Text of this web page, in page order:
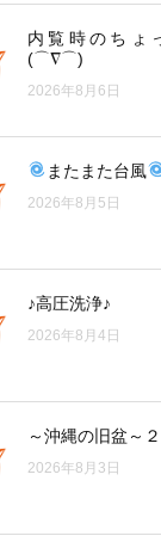
内覧時のちょ
(⌒∇⌒)
2026年8月6日
またまた台風
2026年8月5日
♪高圧洗浄♪
2026年8月4日
～沖縄の旧盆～
2026年8月3日